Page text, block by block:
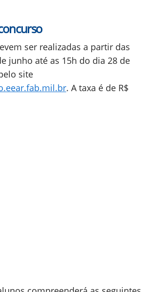
ser realizadas a partir das
junho até as 15h do dia 28 de
site
. A taxa é de R$